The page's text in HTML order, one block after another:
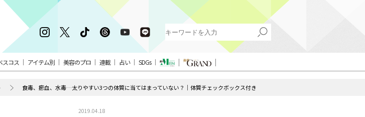
スコス アイテム別 美容のプロ 連載 占い SDGs
食毒、瘀血、水毒…太りやすい3つの体質に当てはまっていない？｜体質チェックボックス付き
2019.04.18